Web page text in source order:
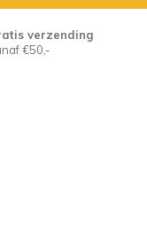
verzending
€50,-